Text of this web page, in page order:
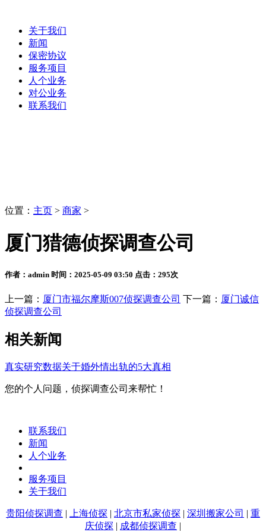
关于我们
新闻
保密协议
服务项目
人个业务
对公业务
联系我们
位置： 主页 > 商家 >
厦门猎德侦探调查公司
作者：admin 时间：2025-05-09 03:50 点击：295次
上一篇： 厦门市福尔摩斯007侦探调查公司 下一篇： 厦门诚信
侦探调查公司
相关新闻
真实研究数据关于婚外情出轨的5大真相
您的个人问题，侦探调查公司来帮忙！
联系我们
新闻
人个业务
服务项目
关于我们
贵阳侦探调查 | 上海侦探 | 北京市私家侦探 | 深圳搬家公司 | 重
庆侦探 | 成都侦探调查 |